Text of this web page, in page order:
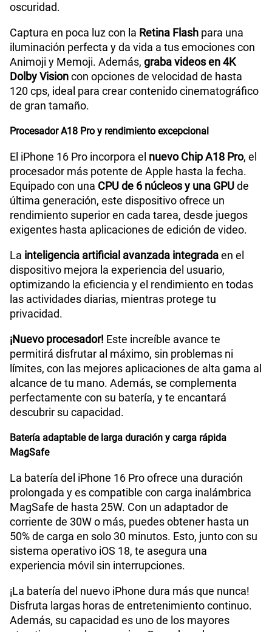
oscuridad.
Captura en poca luz con la Retina Flash para una
iluminación perfecta y da vida a tus emociones con
Animoji y Memoji. Además, graba videos en 4K
Dolby Visioncon opciones de velocidad de hasta
120 cps, ideal para crear contenido cinematográfico
de gran tamaño.
Procesador A18 Pro y rendimiento excepcional
El iPhone 16 Pro incorpora el nuevo Chip A18 Pro, el
procesador más potente de Apple hasta la fecha.
Equipado con una CPU de 6 núcleos y una GPUde
última generación, este dispositivo ofrece un
rendimiento superior en cada tarea, desde juegos
exigentes hasta aplicaciones de edición de video.
La inteligencia artificial avanzada integradaen el
dispositivo mejora la experiencia del usuario,
optimizando la eficiencia y el rendimiento en todas
las actividades diarias, mientras protege tu
privacidad.
¡Nuevo procesador! Este increíble avance te
permitirá disfrutar al máximo, sin problemas ni
límites, con las mejores aplicaciones de alta gama al
alcance de tu mano. Además, se complementa
perfectamente con su batería, y te encantará
descubrir su capacidad.
Batería adaptable de larga duración y carga rápida
MagSafe
La batería del iPhone 16 Pro ofrece una duración
prolongada y es compatible con carga inalámbrica
MagSafe de hasta 25W. Con un adaptador de
corriente de 30W o más, puedes obtener hasta un
50% de carga en solo 30 minutos. Esto, junto con su
sistema operativo iOS 18, te asegura una
experiencia móvil sin interrupciones.
¡La batería del nuevo iPhone dura más que nunca!
Disfruta largas horas de entretenimiento continuo.
Además, su capacidad es uno de los mayores